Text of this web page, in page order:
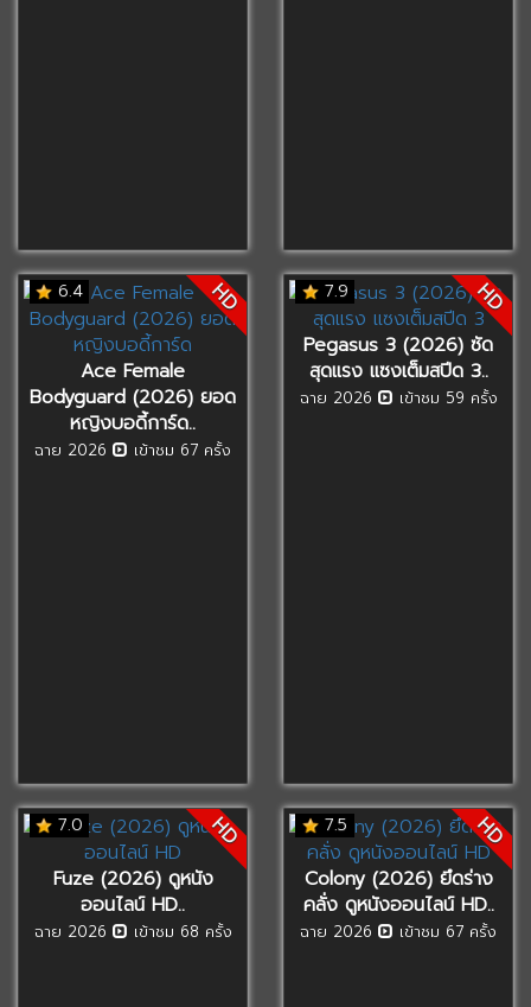
6.4 HD
Ace Female
Bodyguard (2026) ยอด
หญิงบอดี้การ์ด..
ฉาย 2026 เข้าชม 67 ครั้ง
7.9 HD
Pegasus 3 (2026) ซัด
สุดแรง แซงเต็มสปีด 3..
ฉาย 2026 เข้าชม 59 ครั้ง
7.0 HD
Fuze (2026) ดูหนัง
ออนไลน์ HD..
ฉาย 2026 เข้าชม 68 ครั้ง
7.5 HD
Colony (2026) ยึดร่าง
คลั่ง ดูหนังออนไลน์ HD..
ฉาย 2026 เข้าชม 67 ครั้ง